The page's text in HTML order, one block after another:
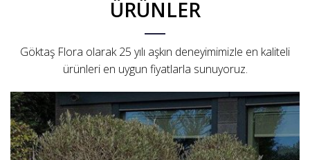
ÜRÜNLER
Göktaş Flora olarak 25 yılı aşkın deneyimimizle en kaliteli
ürünleri en uygun fiyatlarla sunuyoruz.